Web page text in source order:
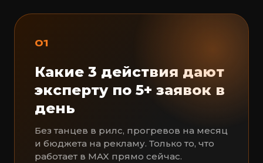
01
Какие 3 действия дают
эксперту по 5+ заявок в
день
Без танцев в рилс, прогревов на месяц
и бюджета на рекламу. Только то, что
работает в MAX прямо сейчас.